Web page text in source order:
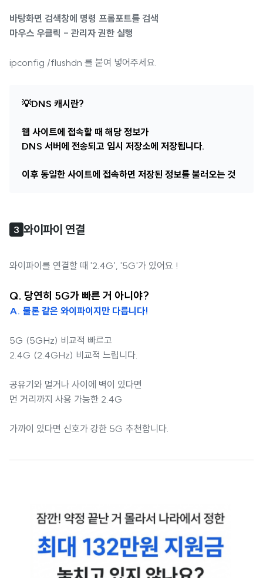
바탕화면 검색창에 명령 프롬포트를 검색
마우스 우클릭 - 관리자 권한 실행
ipconfig /flushdn 를 붙여 넣어주세요.
💡DNS 캐시란?
웹 사이트에 접속할 때 해당 정보가
DNS 서버에 전송되고 임시 저장소에 저장됩니다.
이후 동일한 사이트에 접속하면 저장된 정보를 불러오는 것
3 와이파이 연결
와이파이를 연결할 때 '2.4G', '5G'가 있어요 !
Q. 당연히 5G가 빠른 거 아니야?
A. 물론 같은 와이파이지만 다릅니다!
5G (5GHz) 비교적 빠르고
2.4G (2.4GHz) 비교적 느립니다.
공유기와 멀거나 사이에 벽이 있다면
먼 거리까지 사용 가능한 2.4G
가까이 있다면 신호가 강한 5G 추천합니다.